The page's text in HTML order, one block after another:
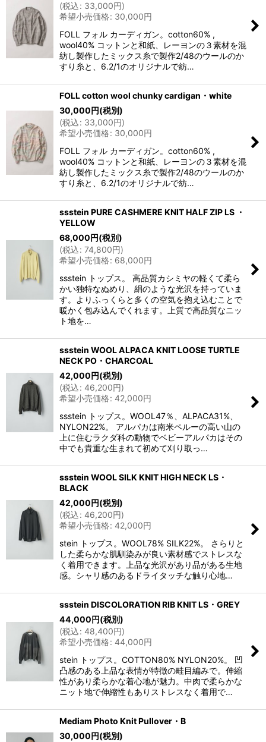
(税込: 33,000円)
希望小売価格: 30,000円
FOLL フォル カーディガン。cotton60% ,
wool40% コットンと和紙、レーヨンの３素材を混
紡し製作したミックス糸で製作2/48のウールのか
すり糸と、6.2/1のオリジナルで紡…
FOLL cotton wool chunky cardigan・white
30,000円(税別)
(税込: 33,000円)
希望小売価格: 30,000円
FOLL フォル カーディガン。cotton60% ,
wool40% コットンと和紙、レーヨンの３素材を混
紡し製作したミックス糸で製作2/48のウールのか
すり糸と、6.2/1のオリジナルで紡…
ssstein PURE CASHMERE KNIT HALF ZIP LS ・
YELLOW
68,000円(税別)
(税込: 74,800円)
希望小売価格: 68,000円
ssstein トップス。 高品質カシミヤの軽くて柔ら
かい独特なぬめり、絹のような光沢を持っていま
す。よりふっくらと多くの空気を抱え込むことで
暖かく包み込んでくれます。上質で高品質なニッ
ト地を…
ssstein WOOL ALPACA KNIT LOOSE TURTLE
NECK PO・CHARCOAL
42,000円(税別)
(税込: 46,200円)
希望小売価格: 42,000円
ssstein トップス。WOOL47％、ALPACA31%、
NYLON22%。 アルパカは南米ペルーの高い山の
上に住むラクダ科の動物でベビーアルパカはその
中でも貴重な生まれて初めて刈り取っ…
ssstein WOOL SILK KNIT HIGH NECK LS・
BLACK
42,000円(税別)
(税込: 46,200円)
希望小売価格: 42,000円
stein トップス。WOOL78% SILK22%。 さらりと
した柔らかな肌馴染みが良い素材感でストレスな
く着用できます。上品な光沢があり品がある生地
感。シャリ感のあるドライタッチな触り心地…
ssstein DISCOLORATION RIB KNIT LS・GREY
44,000円(税別)
(税込: 48,400円)
希望小売価格: 44,000円
stein トップス。COTTON80% NYLON20%。 凹
凸感のある上品な表情が特徴の畦目編みで。伸縮
性があり柔らかな着心地が魅力。中肉で柔らかな
ニット地で伸縮性もありストレスなく着用で…
Mediam Photo Knit Pullover・B
30,000円(税別)